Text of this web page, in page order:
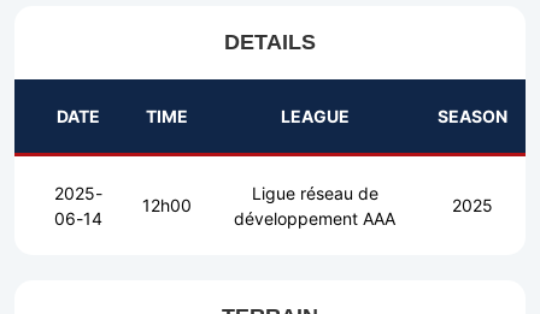
DETAILS
DATE TIME LEAGUE SEASON
2025-
06-14
12h00
Ligue réseau de
développement AAA
2025